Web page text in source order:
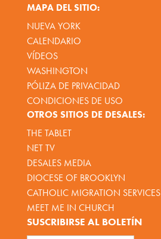
MAPA DEL SITIO:
NUEVA YORK
CALENDARIO
VÍDEOS
WASHINGTON
PÓLIZA DE PRIVACIDAD
CONDICIONES DE USO
OTROS SITIOS DE DESALES:
THE TABLET
NET TV
DESALES MEDIA
DIOCESE OF BROOKLYN
CATHOLIC MIGRATION SERVICES
MEET ME IN CHURCH
SUSCRIBIRSE AL BOLETÍN